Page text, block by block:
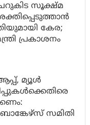
സൂക്ഷ്മ
കേര;
പ്രകാശനം
മ്യൂൾ
സമിതി